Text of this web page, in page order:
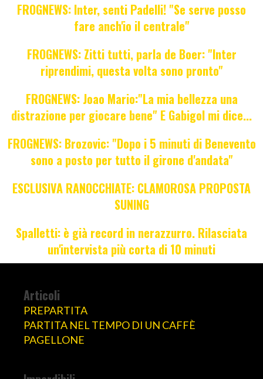
FROGNEWS: Inter, senti Padelli! "Se serve posso
fare anch'io il centrale"
FROGNEWS: Zitti tutti, parla de Boer: "Inter
riprendimi, questa volta sono pronto"
FROGNEWS: Joao Mario:"La mia bellezza una
distrazione per giocare bene" E Gabigol mi dice...
FROGNEWS: Brozovic: "Dopo i 5 minuti di Benevento
sono a posto per tutto il girone d'andata"
ESCLUSIVA RANOCCHIATE: CLAMOROSA PROPOSTA
SUNING
Spalletti: è già record in nerazzurro. Rilasciata
un'intervista più corta di 10 minuti
Articoli
PREPARTITA
PARTITA NEL TEMPO DI UN CAFFÈ
PAGELLONE